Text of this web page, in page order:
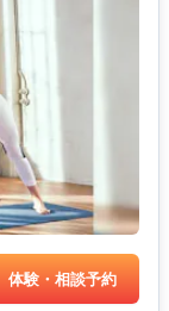
体験・相談予約